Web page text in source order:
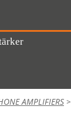
AMPLIFIERS >